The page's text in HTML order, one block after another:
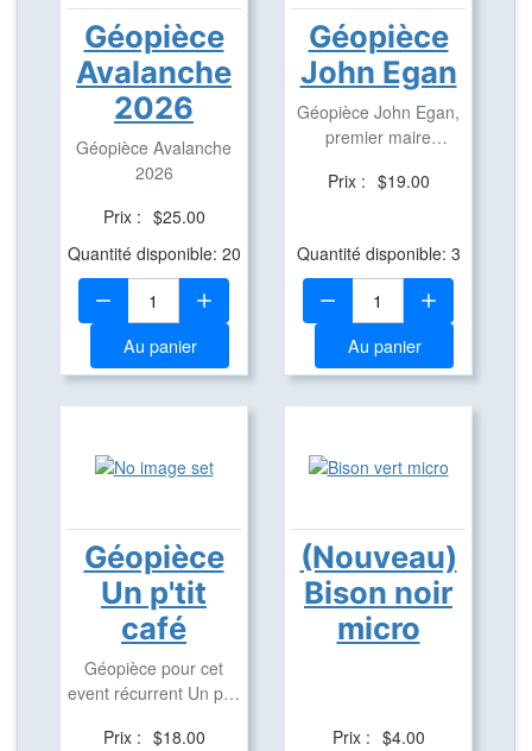
Géopièce
Avalanche
2026
Géopièce Avalanche
2026
Prix : $25.00
Quantité disponible: 20
Quantité:
Au panier
Géopièce
John Egan
Géopièce John Egan,
premier maire
Prix : $19.00
Quantité disponible: 3
Quantité:
Au panier
Géopièce
Un p'tit
café
Géopièce pour cet
event récurrent Un p'tit
Prix : $18.00
(Nouveau)
Bison noir
micro
Prix : $4.00